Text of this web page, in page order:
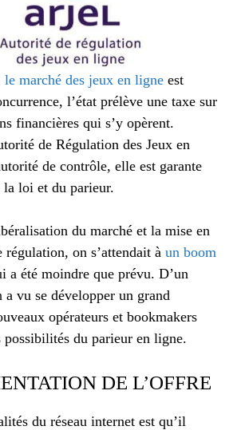
le marché des jeux en ligne est
l’état prélève une taxe sur
financières qui s’y opèrent.
de Régulation des Jeux en
de contrôle, elle est garante
la loi et du parieur.
du marché et la mise en
régulation, on s’attendait à un boom
a été moindre que prévu. D’un
a vu se développer un grand
opérateurs et bookmakers
possibilités du parieur en ligne.
DE L’OFFRE
du réseau internet est qu’il